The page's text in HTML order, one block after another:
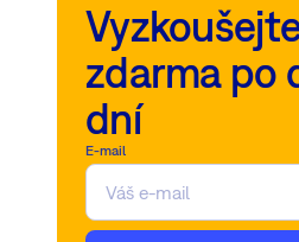
zdarma po
dní
E-mail